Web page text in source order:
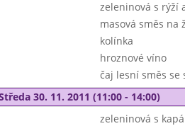
zeleninová s rýží
masová směs na
kolínka
hroznové víno
čaj lesní směs se
30. 11. 2011 (11:00 - 14:00)
zeleninová s